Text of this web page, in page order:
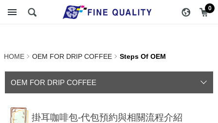
Customized Bag | FINE
0
醇品貿易主選單
HOME OEM FOR DRIP COFFEE Steps Of OEM
OEM FOR DRIP COFFEE
掛耳咖啡包-代包預約與相關流程介紹